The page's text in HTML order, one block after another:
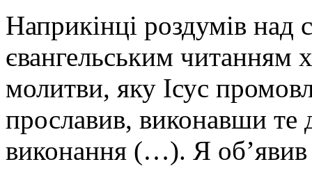
Наприкінці роздумів над
євангельським читанням
молитви, яку Ісус
прославив, виконавши те
виконання (…). Я об’явив